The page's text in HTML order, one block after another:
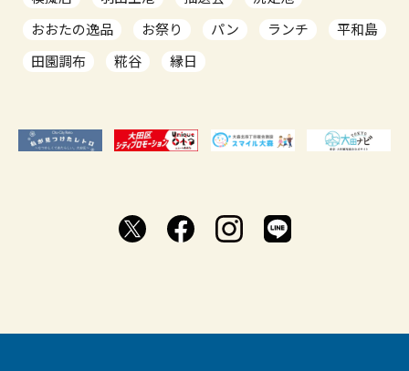
おおたの逸品
お祭り パン ランチ
平和島
田園調布
糀谷 縁日